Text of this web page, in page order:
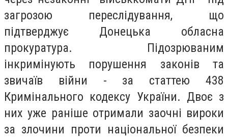
загрозою переслідування, що
підтверджує Донецька обласна
прокуратура. Підозрюваним
інкримінують порушення законів та
звичаїв війни - за статтею 438
Кримінального кодексу України. Двоє з
них уже раніше отримали заочні вироки
за злочини проти національної безпеки